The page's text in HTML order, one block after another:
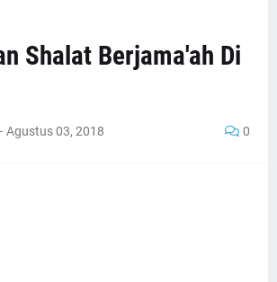
Shalat Berjama'ah Di
- Agustus 03, 2018 0